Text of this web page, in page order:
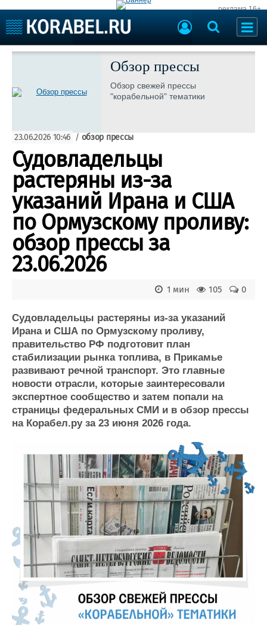
реклама 16+
Судостроение
Пресс-релизы
Образование
Яхты и катера
Еще
Судостроение
Пульс
Новости
Компании
Репутация
Работа
Крюинг
Торговая площадка
Доска объявлений
Продажа флота
Оборудование
Материалы
Конференции
Выставки и семинары
Личности
Словарь
Флот
Галерея флота
Форум
Отзывы
Все службы
Обзор прессы
Обзор свежей прессы
"корабельной" тематики
23.06.2026 10:46 / обзор прессы
Судовладельцы
растеряны из-за
указаний Ирана и США
по Ормузскому проливу:
обзор прессы за
23.06.2026
0
105
1 мин
Судовладельцы растеряны из-за указаний
Ирана и США по Ормузскому проливу,
правительство РФ подготовит план
стабилизации рынка топлива, в Прикамье
развивают речной транспорт. Это главные
новости отрасли, которые заинтересовали
экспертное сообщество и затем попали на
страницы федеральных СМИ и в обзор прессы
на Корабел.ру за 23 июня 2026 года.